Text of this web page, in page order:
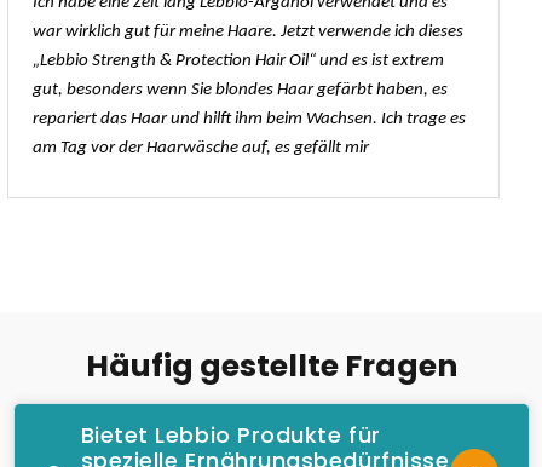
5
war wirklich gut für meine Haare. Jetzt verwende ich dieses
„Lebbio Strength & Protection Hair Oil“ und es ist extrem
gut, besonders wenn Sie blondes Haar gefärbt haben, es
repariert das Haar und hilft ihm beim Wachsen. Ich trage es
am Tag vor der Haarwäsche auf, es gefällt mir
Häufig gestellte Fragen
Bietet Lebbio Produkte für
spezielle Ernährungsbedürfnisse